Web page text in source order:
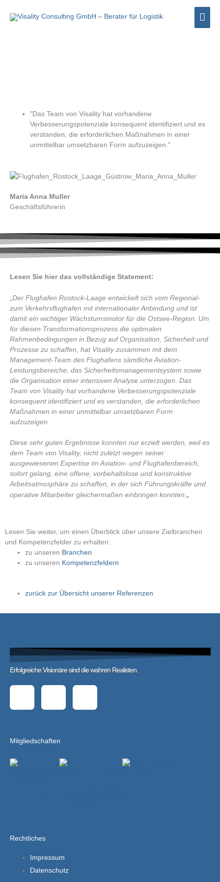
Inhalt
"Das Team von Visality hat vorhandene
Verbesserungspotenziale konsequent identifiziert und es
verstanden, die erforderlichen Maßnahmen in einer
unmittelbar umsetzbaren Form aufzuzeigen."
Maria Anna Muller
Geschäftsführerin
Lesen Sie hier das vollständige Statement:
„Der Flughafen Rostock-Laage entwickelt sich vom Regional-
zum Verkehrsflughafen mit internationaler Anbindung und ist
damit ein wichtiger Wachstumsmotor für die Ostsee-Region. Um
für diesen Transformationsprozess die optimalen
Rahmenbedingungen in Bezug auf Organisation, Sicherheit und
Prozesse zu schaffen, hat Visality zusammen mit dem
Management-Team des Flughafens sämtliche Aviation-
Leistungsbereiche, das Sicherheitsmanagementsystem sowie
die Organisation einer intensiven Analyse unterzogen. Das
Team von Visality hat vorhandene Verbesserungspotenziale
konsequent identifiziert und es verstanden, die erforderlichen
Maßnahmen in einer unmittelbar umsetzbaren Form
aufzuzeigen.
Diese sehr guten Ergebnisse konnten nur erzielt werden, weil es
dem Team von Visality, nicht zuletzt wegen seiner
ausgewiesenen Expertise im Aviation- und Flughafenbereich,
sofort gelang, eine offene, vorbehaltslose und konstruktive
Arbeitsatmosphäre zu schaffen, in der sich Führungskräfte und
operative Mitarbeiter gleichermaßen einbringen konnten.„
Lesen Sie weiter, um einen Überblick über unsere Zielbranchen
und Kompetenzfelder zu erhalten:
zu unseren Branchen
zu unseren Kompetenzfeldern
zurück zur Übersicht unserer Referenzen
Erfolgreiche Visionäre sind die wahren Realisten.
L
n
i
n
X
n
g
E
Mitgliedschaften
Rechtliches
Impressum
Datenschutz